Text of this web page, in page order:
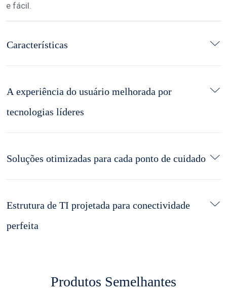
e fácil.
Características
A experiência do usuário melhorada por
tecnologias líderes
Soluções otimizadas para cada ponto de cuidado
Estrutura de TI projetada para conectividade
perfeita
Produtos Semelhantes